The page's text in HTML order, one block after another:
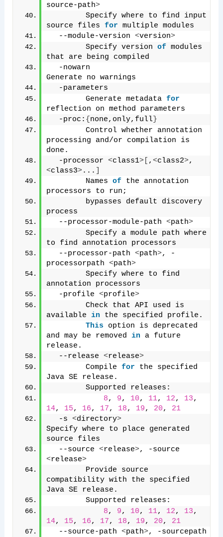
source-path>
        Specify where to find input
source files for multiple modules
  --module-version
<version>
        Specify version
of modules
that are being compiled
  -nowarn
Generate no warnings
  -parameters
        Generate metadata
for
reflection on method parameters
  -proc:
{ none,only,full}
        Control whether annotation
processing and/or compilation is
done.
  -processor
<class1>[ , <class2>,
<class3>...
        Names
of the annotation
processors to run;
        bypasses default discovery
process
  --processor-module-path
<path>
        Specify a module path where
to find annotation processors
  --processor-path
<path>, -
processorpath <path>
        Specify where to find
annotation processors
  -profile
<profile>
        Check that API used is
available in the specified profile.
This option is deprecated
and may be removed in a future
release.
  --release
<release>
        Compile
for the specified
Java SE release.
        Supported releases:
8, 9, 10, 11, 12, 13
14, 15, 16, 17, 18, 19, 20, 21
  -s
<directory>
Specify where to place generated
source files
  --source
<release>
<release>
        Provide source
compatibility with the specified
Java SE release.
        Supported releases:
8, 9, 10, 11, 12, 13
14, 15, 16, 17, 18, 19, 20, 21
  --source-path
<path>